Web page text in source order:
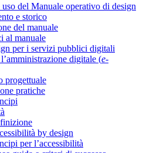
del Manuale operativo di design
e storico
del manuale
al manuale
per i servizi pubblici digitali
digitale (e-
progettuale
pratiche
by design
per l’accessibilità